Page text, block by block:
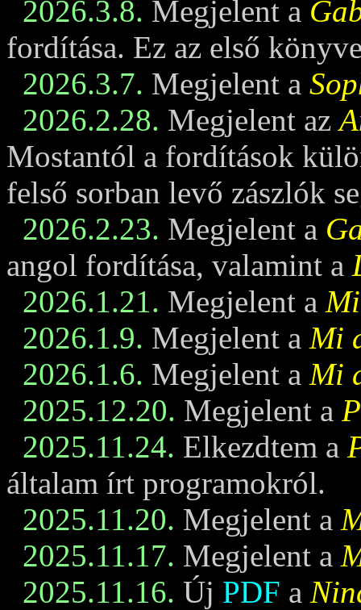
2026.3.8. Megjelent a
fordítása. Ez az első
2026.3.7. Megjelent a
2026.2.28. Megjelent az
Mostantól a fordítások
felső sorban levő zászlók
2026.2.23. Megjelent a
angol fordítása, valamint a
2026.1.21. Megjelent a
2026.1.9. Megjelent a Mi
2026.1.6. Megjelent a Mi
2025.12.20. Megjelent a
2025.11.24. Elkezdtem a
általam írt programokról.
2025.11.20. Megjelent a
2025.11.17. Megjelent a
2025.11.16. Új PDF a